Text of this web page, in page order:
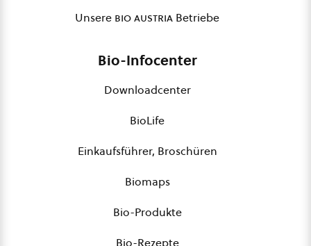
Unsere bio austria Betriebe
Bio-Infocenter
Downloadcenter
BioLife
Einkaufsführer, Broschüren
Biomaps
Bio-Produkte
Bio-Rezepte